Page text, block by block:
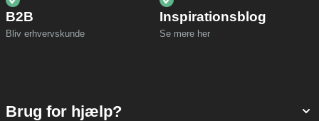
B2B
Bliv erhvervskunde
Inspirationsblog
Se mere her
Brug for hjælp?